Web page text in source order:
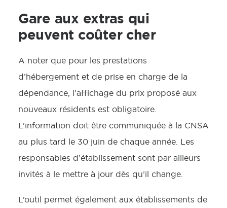
Gare aux extras qui
peuvent coûter cher
A noter que pour les prestations
d’hébergement et de prise en charge de la
dépendance, l’affichage du prix proposé aux
nouveaux résidents est obligatoire.
L’information doit être communiquée à la CNSA
au plus tard le 30 juin de chaque année. Les
responsables d’établissement sont par ailleurs
invités à le mettre à jour dès qu’il change.
L’outil permet également aux établissements de